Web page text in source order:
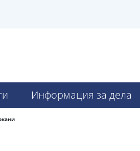
Информация за дела